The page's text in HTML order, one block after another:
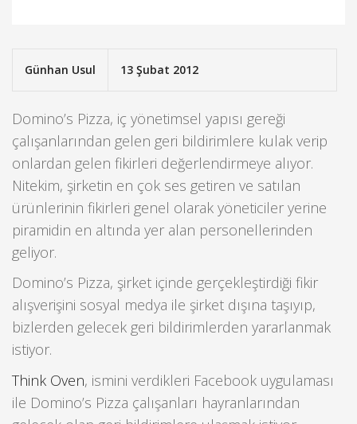
Günhan Usul 13 Şubat 2012
Domino’s Pizza, iç yönetimsel yapısı gereği
çalışanlarından gelen geri bildirimlere kulak verip
onlardan gelen fikirleri değerlendirmeye alıyor.
Nitekim, şirketin en çok ses getiren ve satılan
ürünlerinin fikirleri genel olarak yöneticiler yerine
piramidin en altında yer alan personellerinden
geliyor.
Domino’s Pizza, şirket içinde gerçekleştirdiği fikir
alışverişini sosyal medya ile şirket dışına taşıyıp,
bizlerden gelecek geri bildirimlerden yararlanmak
istiyor.
Think Oven, ismini verdikleri Facebook uygulaması
ile Domino’s Pizza çalışanları hayranlarından